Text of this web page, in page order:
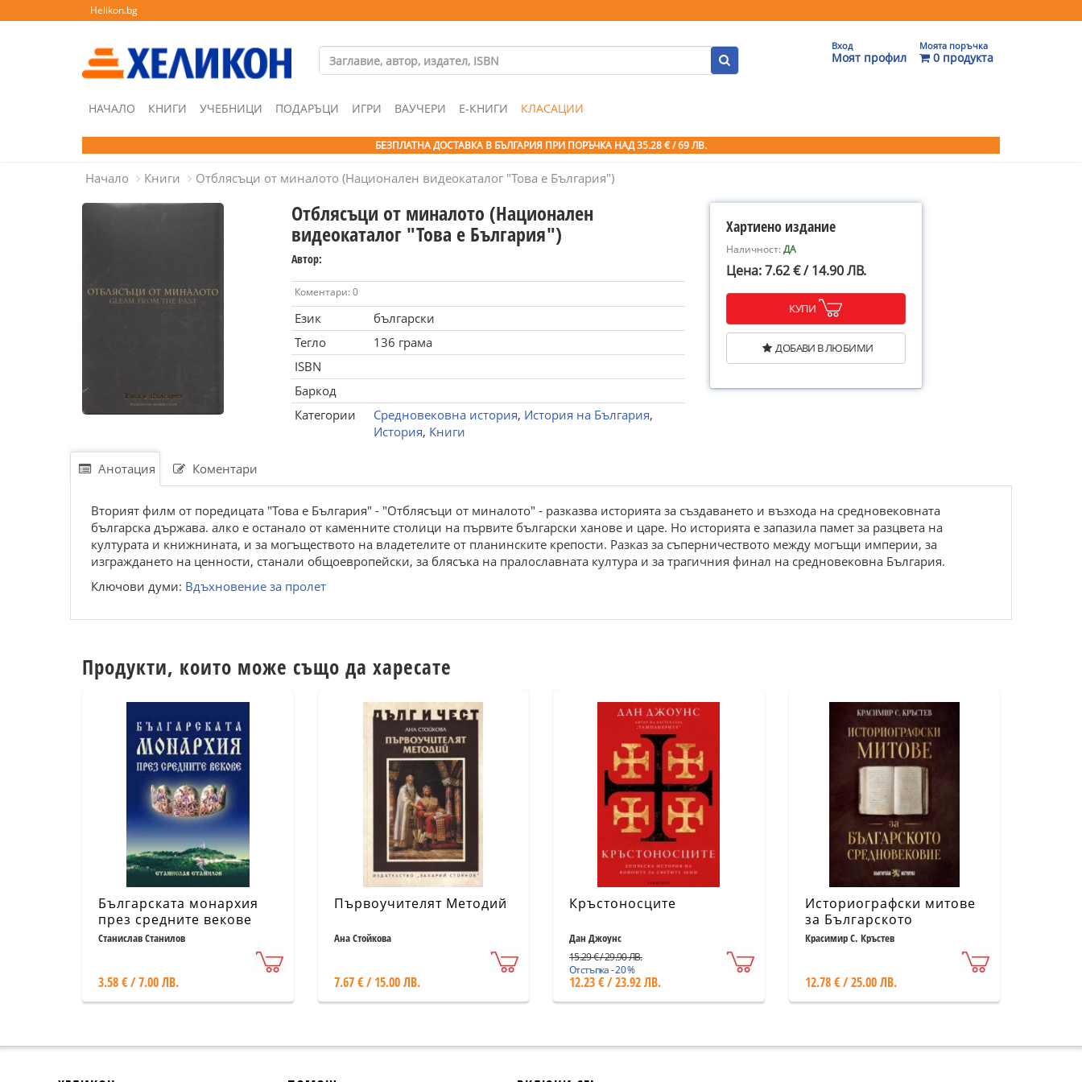
Helikon.bg
Вход
Моят профил
Моята поръчка
0 продукта
НАЧАЛО КНИГИ УЧЕБНИЦИ ПОДАРЪЦИ ИГРИ ВАУЧЕРИ Е-КНИГИ КЛАСАЦИИ
БЕЗПЛАТНА ДОСТАВКА В БЪЛГАРИЯ ПРИ ПОРЪЧКА НАД 35.28 € / 69 ЛВ.
Начало Книги Отблясъци от миналото (Национален видеокаталог "Това е България")
Отблясъци от миналото (Национален
видеокаталог "Това е България")
Автор:
Коментари: 0
Език
български
Тегло
136 грама
ISBN
Баркод
Категории
Средновековна история, История на България,
История, Книги
Хартиено издание
Наличност:ДА
Цена: 7.62 € / 14.90 ЛВ.
КУПИ
ДОБАВИ В ЛЮБИМИ
Анотация Коментари
Вторият филм от поредицата "Това е България" - "Отблясъци от миналото" - разказва историята за създаването и възхода на средновековната
българска държава. алко е останало от каменните столици на първите български ханове и царе. Но историята е запазила памет за разцвета на
културата и книжнината, и за могъществото на владетелите от планинските крепости. Разказ за съперничеството между могъщи империи, за
изграждането на ценности, станали общоевропейски, за блясъка на пралославната култура и за трагичния финал на средновековна България.
Ключови думи: Вдъхновение за пролет
Продукти, които може също да харесате
Българската монархия
през средните векове
Станислав Станилов
3.58 € / 7.00 ЛВ.
Първоучителят Методий
Ана Стойкова
7.67 € / 15.00 ЛВ.
Кръстоносците
Дан Джоунс
15.29 € / 29.90 ЛВ.
Отстъпка - 20 %
12.23 € / 23.92 ЛВ.
Историографски митове
за Българското
средновековие
Красимир С. Кръстев
12.78 € / 25.00 ЛВ.